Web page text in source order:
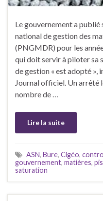
Le gouvernement a publié
national de gestion des
(PNGMDR) pour les
qui doit servir à piloter sa
de gestion « est adopté »,
Journal officiel. Un arrêté
nombre de …
Lire la suite
ASN, Bure, Cigéo,
gouvernement, matières,
saturation